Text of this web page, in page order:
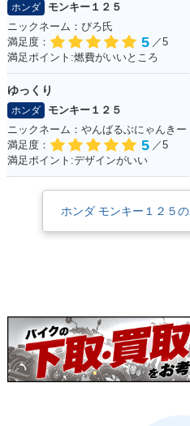
ホンダ
モンキー１２５
ニックネーム：ぴろ氏
満足度：
5 ／5
満足ポイント:燃費がいいところ
ゆっくり
ホンダ
モンキー１２５
ニックネーム：やんばるぶにゃんきー
満足度：
5 ／5
満足ポイント:デザインがいい
ホンダ モンキー１２５